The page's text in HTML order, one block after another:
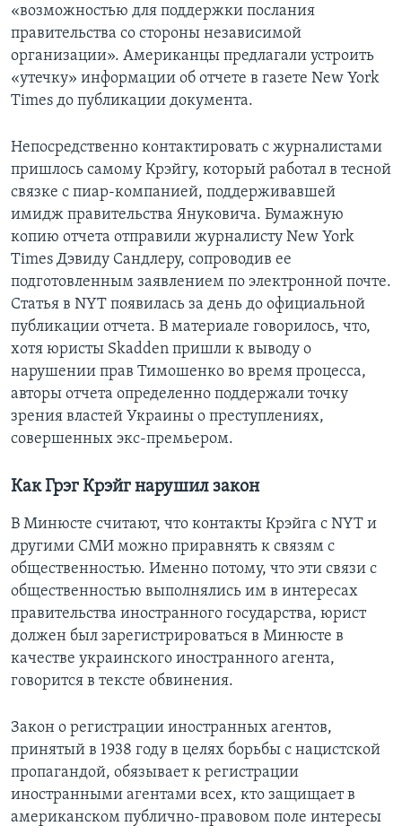
«возможностью для поддержки послания
правительства со стороны независимой
организации». Американцы предлагали устроить
«утечку» информации об отчете в газете New York
Times до публикации документа.
Непосредственно контактировать с журналистами
пришлось самому Крэйгу, который работал в тесной
связке с пиар-компанией, поддерживавшей
имидж правительства Януковича. Бумажную
копию отчета отправили журналисту New York
Times Дэвиду Сандлеру, сопроводив ее
подготовленным заявлением по электронной почте.
Статья в NYT появилась за день до официальной
публикации отчета. В материале говорилось, что,
хотя юристы Skadden пришли к выводу о
нарушении прав Тимошенко во время процесса,
авторы отчета определенно поддержали точку
зрения властей Украины о преступлениях,
совершенных экс-премьером.
Как Грэг Крэйг нарушил закон
В Минюсте считают, что контакты Крэйга с NYT и
другими СМИ можно приравнять к связям с
общественностью. Именно потому, что эти связи с
общественностью выполнялись им в интересах
правительства иностранного государства, юрист
должен был зарегистрироваться в Минюсте в
качестве украинского иностранного агента,
говорится в тексте обвинения.
Закон о регистрации иностранных агентов,
принятый в 1938 году в целях борьбы с нацистской
пропагандой, обязывает к регистрации
иностранными агентами всех, кто защищает в
американском публично-правовом поле интересы